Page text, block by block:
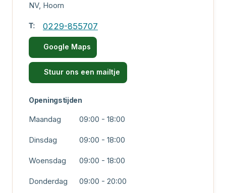
NV, Hoorn
T: 0229-855707
Google Maps
Stuur ons een mailtje
Openingstijden
Maandag 09:00 - 18:00
Dinsdag 09:00 - 18:00
Woensdag 09:00 - 18:00
Donderdag 09:00 - 20:00